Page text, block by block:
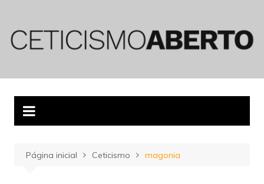
conteúdo
Página inicial Ceticismo magonia